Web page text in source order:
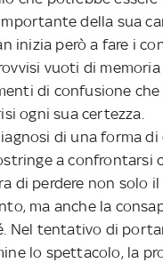
della sua
inizia però a fare i
vuoti di memoria
di confusione
ogni sua certezza.
di una forma di
a confrontarsi
di perdere non solo
ma anche la
Nel tentativo di
lo spettacolo, la